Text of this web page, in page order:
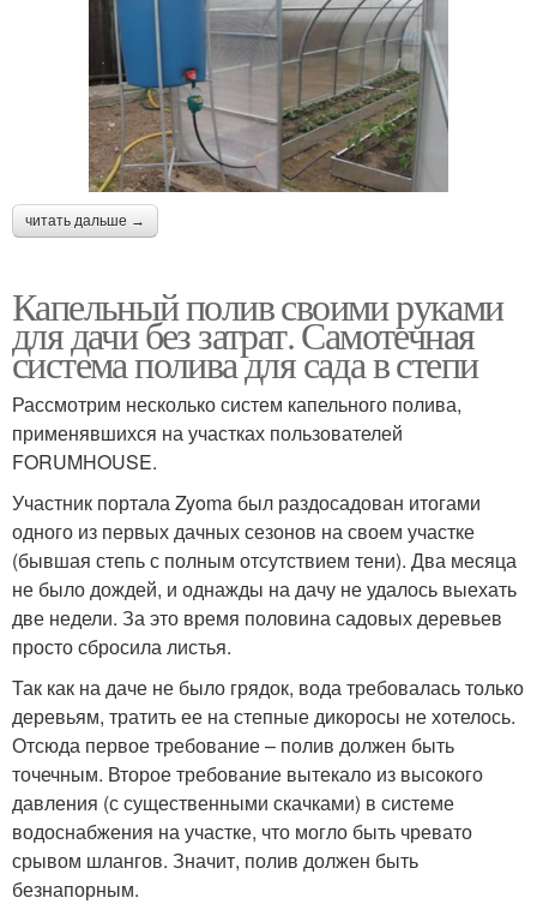
читать дальше →
Капельный полив своими руками
для дачи без затрат. Самотечная
система полива для сада в степи
Рассмотрим несколько систем капельного полива,
применявшихся на участках пользователей
FORUMHOUSE.
Участник портала Zyoma был раздосадован итогами
одного из первых дачных сезонов на своем участке
(бывшая степь с полным отсутствием тени). Два месяца
не было дождей, и однажды на дачу не удалось выехать
две недели. За это время половина садовых деревьев
просто сбросила листья.
Так как на даче не было грядок, вода требовалась только
деревьям, тратить ее на степные дикоросы не хотелось.
Отсюда первое требование – полив должен быть
точечным. Второе требование вытекало из высокого
давления (с существенными скачками) в системе
водоснабжения на участке, что могло быть чревато
срывом шлангов. Значит, полив должен быть
безнапорным.